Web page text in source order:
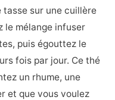
sur une cuillère
le mélange infuser
puis égouttez le
fois par jour. Ce thé
un rhume, une
et que vous voulez